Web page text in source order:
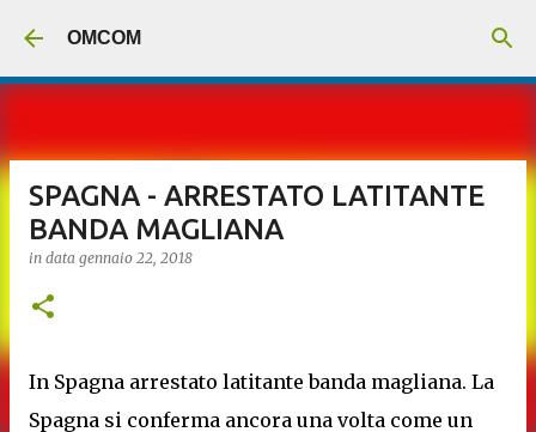
OMCOM
SPAGNA - ARRESTATO LATITANTE
BANDA MAGLIANA
in data gennaio 22, 2018
In Spagna arrestato latitante banda magliana. La
Spagna si conferma ancora una volta come un